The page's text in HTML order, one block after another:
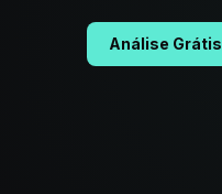
Análise Grátis